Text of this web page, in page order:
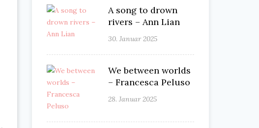
A song to drown
rivers – Ann Lian
30. Januar 2025
We between worlds
– Francesca Peluso
28. Januar 2025